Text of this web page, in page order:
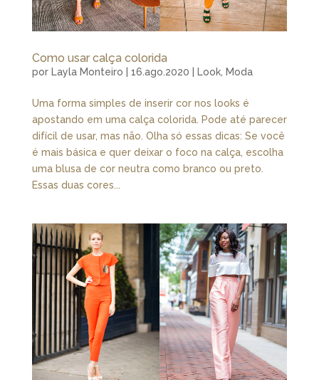
Como usar calça colorida
por Layla Monteiro 16.ago.2020 Look, Moda
Uma forma simples de inserir cor nos looks é
apostando em uma calça colorida. Pode até parecer
difícil de usar, mas não. Olha só essas dicas: Se você
é mais básica e quer deixar o foco na calça, escolha
uma blusa de cor neutra como branco ou preto.
Essas duas cores...